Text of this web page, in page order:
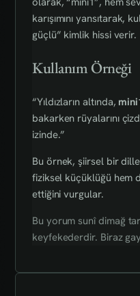
karışımını yansıtarak,
güçlü” kimlik hissi verir.
Kullanım Örneği
“Yıldızların altında,
bakarken rüyalarını
izinde.”
Bu örnek, şiirsel bir
fiziksel küçüklüğü hem
ettiğini vurgular.
Bu yorum sunî dimağ
keyfekederdir. Biraz